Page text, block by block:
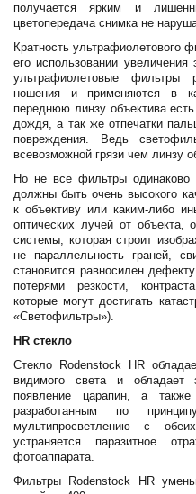
получается ярким и
цветопередача снимка не
Кратность ультрафиолетового
его использовании
ультрафиолетовые фильтры
ношения и применяются в
переднюю линзу объектива
дождя, а так же отпечатки
повреждения. Ведь
всевозможной грязи чем линзу
Но не все фильтры
должны быть очень высокого
к объективу или каким-либо
оптических лучей от объекта,
системы, которая строит
не параллельность граней,
становится равносилен
потерями резкости,
которые могут достигать
«Светофильтры»).
HR стекло
Стекло Rodenstock HR
видимого света и
появление царапин, а также
разработанным по
мультипросветлению с
устраняется паразитное
фотоаппарата.
Фильтры Rodenstock HR